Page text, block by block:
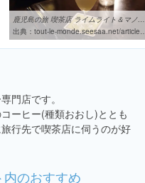
鹿児島の旅 喫茶店 ライムライト＆マノン │ tout le monde ...
出典： tout-le-monde.seesaa.net/article/432565675.html
門店です。
ーヒー(種類おおし)ととも
行先で喫茶店に伺うのが好
内のおすすめ